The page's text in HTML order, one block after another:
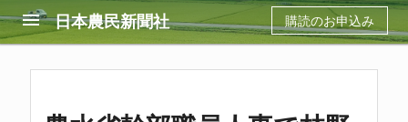
menu 日本農民新聞社 購読のお申込み